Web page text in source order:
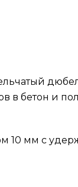
в бетон и
10 мм с